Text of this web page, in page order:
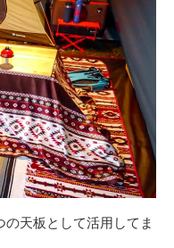
天板として活用してま